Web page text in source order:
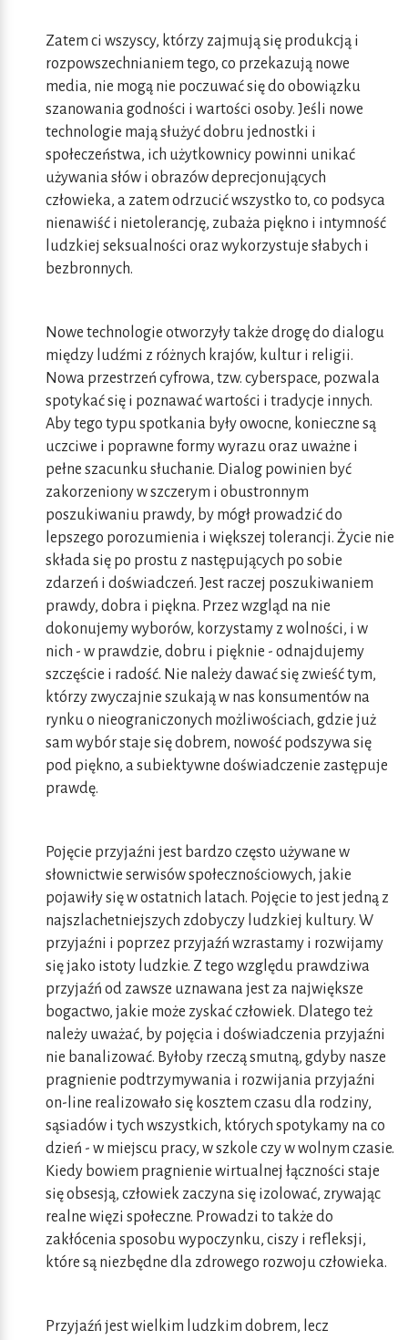
Zatem ci wszyscy, którzy zajmują się produkcją i
rozpowszechnianiem tego, co przekazują nowe
media, nie mogą nie poczuwać się do obowiązku
szanowania godności i wartości osoby. Jeśli nowe
technologie mają służyć dobru jednostki i
społeczeństwa, ich użytkownicy powinni unikać
używania słów i obrazów deprecjonujących
człowieka, a zatem odrzucić wszystko to, co podsyca
nienawiść i nietolerancję, zubaża piękno i intymność
ludzkiej seksualności oraz wykorzystuje słabych i
bezbronnych.
Nowe technologie otworzyły także drogę do dialogu
między ludźmi z różnych krajów, kultur i religii.
Nowa przestrzeń cyfrowa, tzw. cyberspace, pozwala
spotykać się i poznawać wartości i tradycje innych.
Aby tego typu spotkania były owocne, konieczne są
uczciwe i poprawne formy wyrazu oraz uważne i
pełne szacunku słuchanie. Dialog powinien być
zakorzeniony w szczerym i obustronnym
poszukiwaniu prawdy, by mógł prowadzić do
lepszego porozumienia i większej tolerancji. Życie nie
składa się po prostu z następujących po sobie
zdarzeń i doświadczeń. Jest raczej poszukiwaniem
prawdy, dobra i piękna. Przez wzgląd na nie
dokonujemy wyborów, korzystamy z wolności, i w
nich - w prawdzie, dobru i pięknie - odnajdujemy
szczęście i radość. Nie należy dawać się zwieść tym,
którzy zwyczajnie szukają w nas konsumentów na
rynku o nieograniczonych możliwościach, gdzie już
sam wybór staje się dobrem, nowość podszywa się
pod piękno, a subiektywne doświadczenie zastępuje
prawdę.
Pojęcie przyjaźni jest bardzo często używane w
słownictwie serwisów społecznościowych, jakie
pojawiły się w ostatnich latach. Pojęcie to jest jedną z
najszlachetniejszych zdobyczy ludzkiej kultury. W
przyjaźni i poprzez przyjaźń wzrastamy i rozwijamy
się jako istoty ludzkie. Z tego względu prawdziwa
przyjaźń od zawsze uznawana jest za największe
bogactwo, jakie może zyskać człowiek. Dlatego też
należy uważać, by pojęcia i doświadczenia przyjaźni
nie banalizować. Byłoby rzeczą smutną, gdyby nasze
pragnienie podtrzymywania i rozwijania przyjaźni
on-line realizowało się kosztem czasu dla rodziny,
sąsiadów i tych wszystkich, których spotykamy na co
dzień - w miejscu pracy, w szkole czy w wolnym czasie.
Kiedy bowiem pragnienie wirtualnej łączności staje
się obsesją, człowiek zaczyna się izolować, zrywając
realne więzi społeczne. Prowadzi to także do
zakłócenia sposobu wypoczynku, ciszy i refleksji,
które są niezbędne dla zdrowego rozwoju człowieka.
Przyjaźń jest wielkim ludzkim dobrem, lecz